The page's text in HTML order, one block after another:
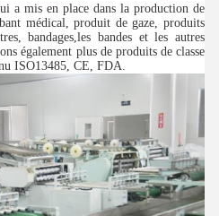
a mis en place dans la production de
médical, produit de gaze, produits
bandages,les bandes et les autres
également plus de produits de classe
ISO13485, CE, FDA.